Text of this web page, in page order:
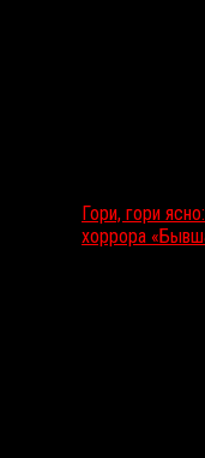
Гори, гори
хоррора